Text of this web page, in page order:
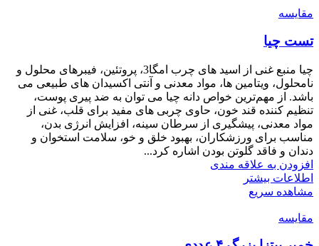
مقایسه
تست چیا
چیا منبع غنی از اسید های چرب امگا3، پروتئین، فیبرهای محلول و
نامحلول، ویتامین ها، مواد معدنی و آنتی اکسیدان های طبیعی می
باشد. از مهم‌ترین خواص دانه چیا می توان به ضد پیری پوست،
تنظیم کننده قند خون، حاوی چربی های مفید برای قلب، غنی از
مواد معدنی، پیشگیری از سرطان سینه، افزایش انرژی بدن،
مناسب برای ورزشکاران، بهبود خلق و خو، سلامت استخوان و
دندان و فاقد گلوتن بودن اشاره کرد...
افزودن به علاقه مندی
اطلاعات بیشتر
مشاهده سریع
مقایسه